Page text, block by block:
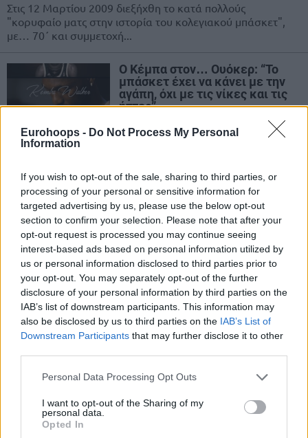
Eurohoops - Do Not Process My Personal
Information
If you wish to opt-out of the sale, sharing to third parties, or
processing of your personal or sensitive information for
targeted advertising by us, please use the below opt-out
section to confirm your selection. Please note that after your
opt-out request is processed you may continue seeing
interest-based ads based on personal information utilized by
us or personal information disclosed to third parties prior to
your opt-out. You may separately opt-out of the further
disclosure of your personal information by third parties on the
IAB’s list of downstream participants. This information may
also be disclosed by us to third parties on the IAB’s List of
Downstream Participants that may further disclose it to other
Please note that this website/app uses one or more Google
not limited to your visit or usage behaviour. You may click to
grant or deny consent to Google and its third-party tags to
use your data for below specified purposes in below Google
Personal Data Processing Opt Outs
I want to opt-out of the Sharing of my
personal data.
Opted In
Στις 12 Μαρτίου 2009 διεξήχθη το κατά πολλούς
"κορυφαίο ματς στην ιστορία του κολεγιακού μπάσκετ",
με… 70΄ και συμμετοχή...
Ο Κέμπα στον… Ουόκερ: “Το
μπάσκετ έχει να κάνει με την
αγάπη, όχι με τις νίκες και τις
ήττες”
20/FEB/24 18:06
Ο Κέμπα Ουόκερ αποκάλυψε όσα θα έγραφε στον
Κέμπα Ουόκερ: “Υπήρξε
ενδιαφέρον από τον
Παναθηναϊκό”
09/JAN/24 19:30
Ο Κέμπα Ουόκερ αποκάλυψε πως ο Παναθηναϊκός
ενδιαφέρθηκε για εκείνον πέρυσι το χειμώνα.
Ευρωλίγκα: Μεγάλοι παίκτες
από το ΝΒΑ, αλλά μόνο οι Ναν
και Ιμπάκα διατήρησαν την…
26/DEC/23 12:42
στην Ευρωλίγκα με παίκτες από το ΝΒΑ να αποφασίζουν
να πάρουν τα...